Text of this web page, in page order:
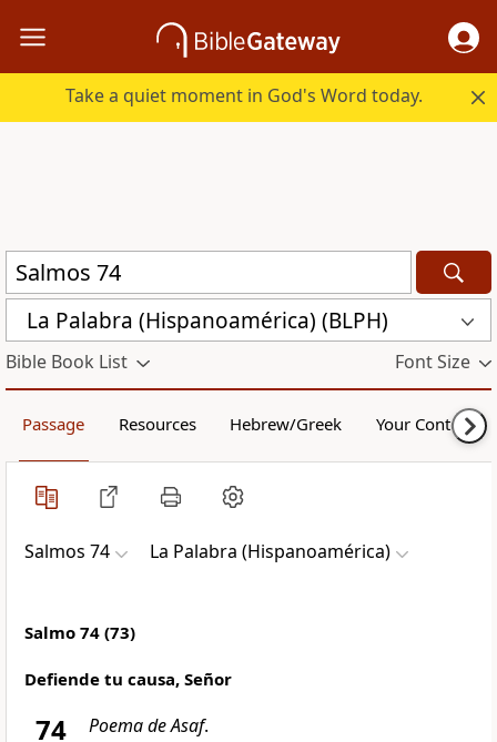
Take a quiet moment in God's Word today.
La Palabra (Hispanoamérica) (BLPH)
Bible Book List Font Size
Passage Resources Hebrew/Greek Your Content
Salmos 74 La Palabra (Hispanoamérica)
Salmo 74 (73)
Defiende tu causa, Señor
74 Poema de Asaf.